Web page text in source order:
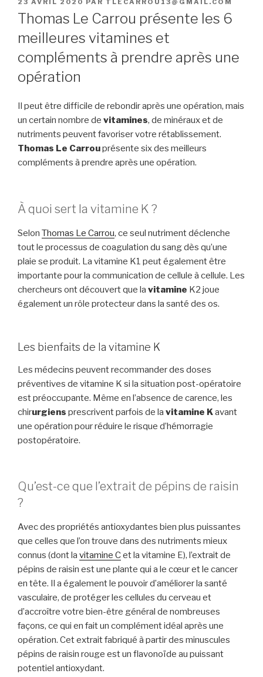
LE
23 AVRIL 2020 PAR TLECARROU13@GMAIL.COM
Thomas Le Carrou présente les 6
meilleures vitamines et
compléments à prendre après une
opération
Il peut être difficile de rebondir après une opération, mais
un certain nombre de vitamines, de minéraux et de
nutriments peuvent favoriser votre rétablissement.
Thomas Le Carrouprésente six des meilleurs
compléments à prendre après une opération.
À quoi sert la vitamine K ?
Selon Thomas Le Carrou, ce seul nutriment déclenche
tout le processus de coagulation du sang dès qu’une
plaie se produit. La vitamine K1 peut également être
importante pour la communication de cellule à cellule. Les
chercheurs ont découvert que la vitamine K2 joue
également un rôle protecteur dans la santé des os.
Les bienfaits de la vitamine K
Les médecins peuvent recommander des doses
préventives de vitamine K si la situation post-opératoire
est préoccupante. Même en l’absence de carence, les
chirurgiens prescrivent parfois de la vitamine Kavant
une opération pour réduire le risque d’hémorragie
postopératoire.
Qu’est-ce que l’extrait de pépins de raisin
?
Avec des propriétés antioxydantes bien plus puissantes
que celles que l’on trouve dans des nutriments mieux
connus (dont la vitamine Cet la vitamine E), l’extrait de
pépins de raisin est une plante qui a le cœur et le cancer
en tête. Il a également le pouvoir d’améliorer la santé
vasculaire, de protéger les cellules du cerveau et
d’accroître votre bien-être général de nombreuses
façons, ce qui en fait un complément idéal après une
opération. Cet extrait fabriqué à partir des minuscules
pépins de raisin rouge est un flavonoïde au puissant
potentiel antioxydant.